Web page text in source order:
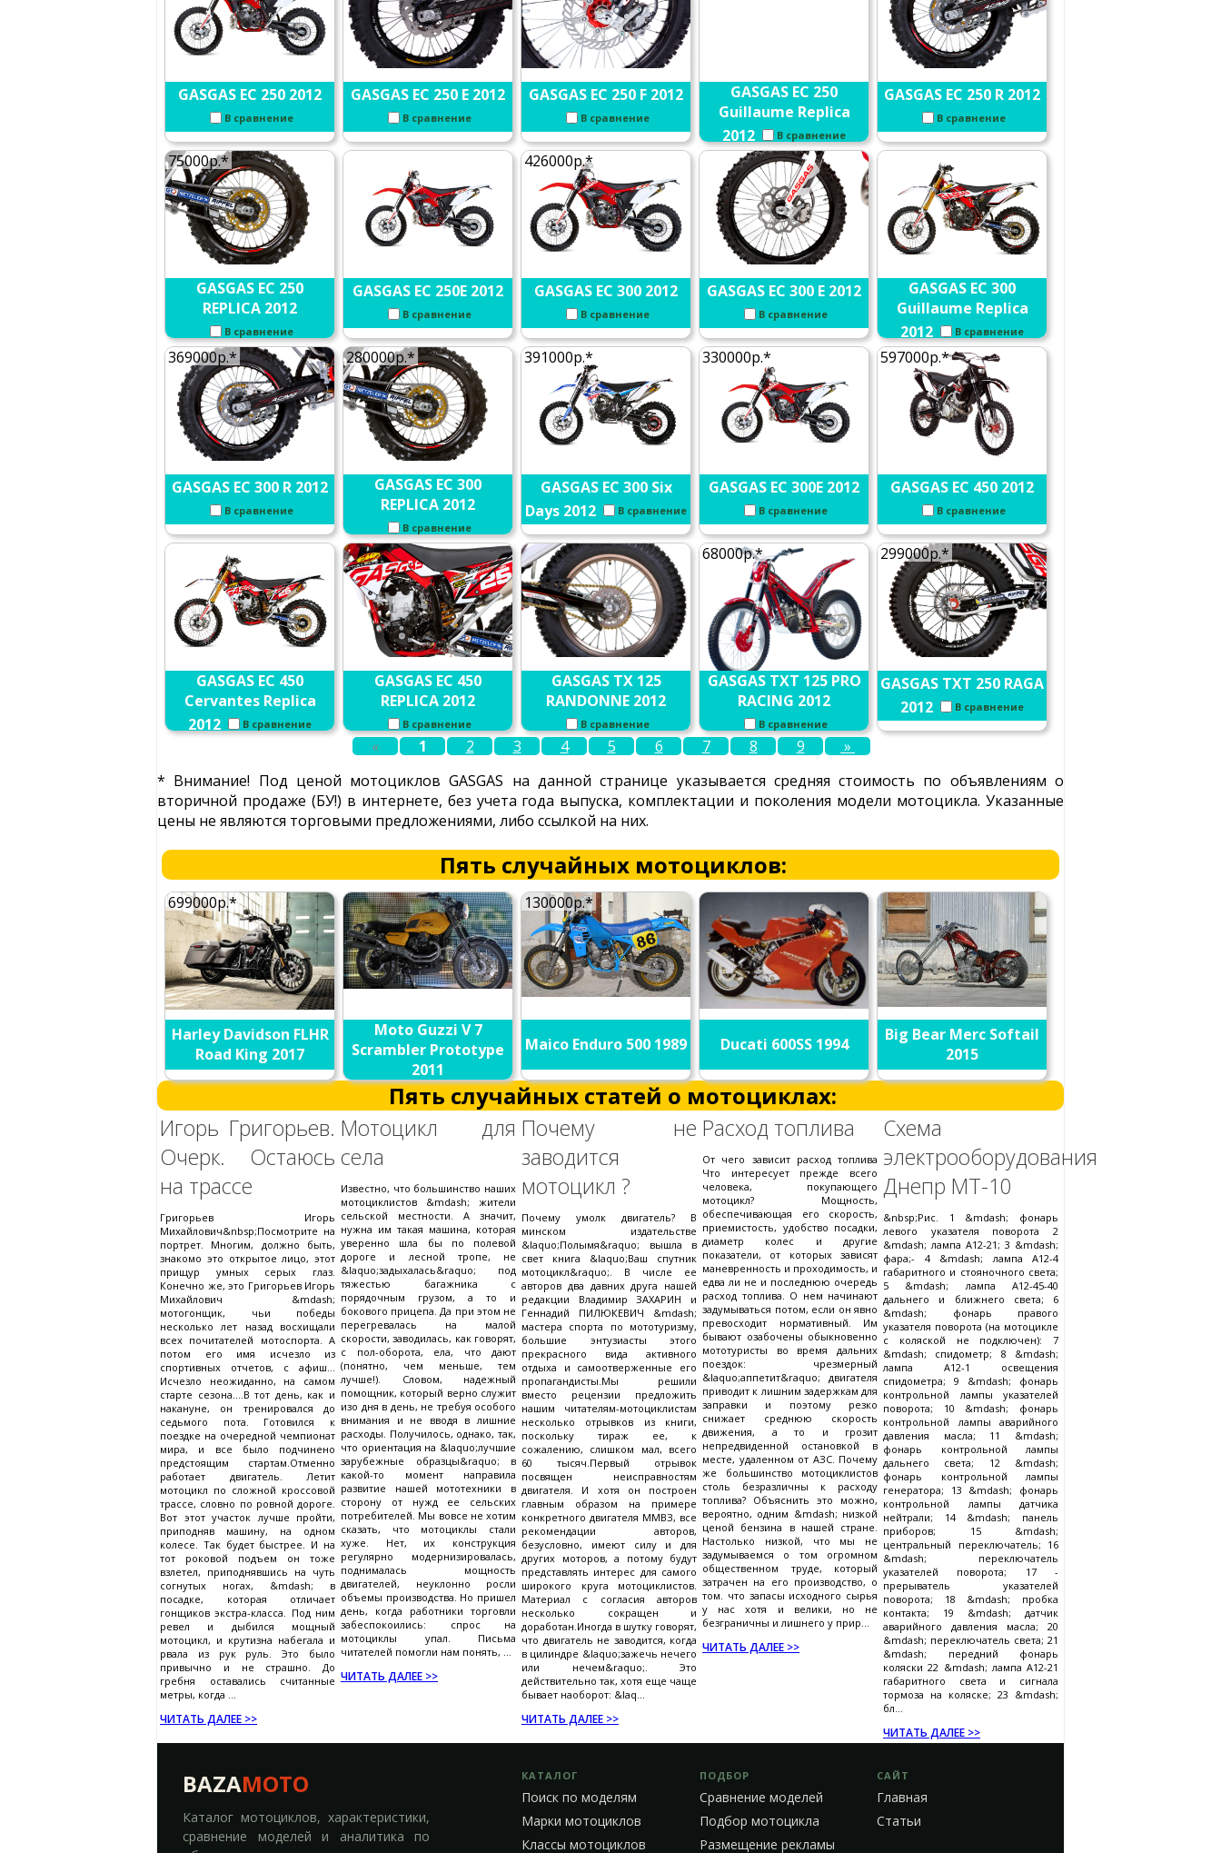
GASGAS EC 250 2012
В сравнение
GASGAS EC 250 E 2012
В сравнение
GASGAS EC 250 F 2012
В сравнение
GASGAS EC 250
Guillaume Replica
2012
В сравнение
GASGAS EC 250 R 2012
В сравнение
75000р.*
GASGAS EC 250
REPLICA 2012
В сравнение
GASGAS EC 250E 2012
В сравнение
426000р.*
GASGAS EC 300 2012
В сравнение
GASGAS EC 300 E 2012
В сравнение
GASGAS EC 300
Guillaume Replica
2012
В сравнение
369000р.*
GASGAS EC 300 R 2012
В сравнение
280000р.*
GASGAS EC 300
REPLICA 2012
В сравнение
391000р.*
GASGAS EC 300 Six
Days 2012
В сравнение
330000р.*
GASGAS EC 300E 2012
В сравнение
597000р.*
GASGAS EC 450 2012
В сравнение
GASGAS EC 450
Cervantes Replica
2012
В сравнение
GASGAS EC 450
REPLICA 2012
В сравнение
GASGAS TX 125
RANDONNE 2012
В сравнение
68000р.*
GASGAS TXT 125 PRO
RACING 2012
В сравнение
299000р.*
GASGAS TXT 250 RAGA
2012
В сравнение
« 1 2 3 4 5 6 7 8 9
»
* Внимание! Под ценой мотоциклов GASGAS на данной странице указывается средняя стоимость по объявлениям о
вторичной продаже (БУ!) в интернете, без учета года выпуска, комплектации и поколения модели мотоцикла. Указанные
цены не являются торговыми предложениями, либо ссылкой на них.
Пять случайных мотоциклов:
699000р.*
Harley Davidson FLHR
Road King 2017
Moto Guzzi V 7
Scrambler Prototype
2011
130000р.*
Maico Enduro 500 1989 Ducati 600SS 1994
Big Bear Merc Softail
2015
Пять случайных статей о мотоциклах:
Игорь Григорьев.
Очерк. Остаюсь
на трассе
Григорьев Игорь
Михайлович&nbsp;Посмотрите на
портрет. Многим, должно быть,
знакомо это открытое лицо, этот
прищур умных серых глаз.
Конечно же, это Григорьев Игорь
Михайлович &mdash;
мотогонщик, чьи победы
несколько лет назад восхищали
всех почитателей мотоспорта. А
потом его имя исчезло из
спортивных отчетов, с афиш...
Исчезло неожиданно, на самом
старте сезона....В тот день, как и
накануне, он тренировался до
седьмого пота. Готовился к
поездке на очередной чемпионат
мира, и все было подчинено
предстоящим стартам.Отменно
работает двигатель. Летит
мотоцикл по сложной кроссовой
трассе, словно по ровной дороге.
Вот этот участок лучше пройти,
приподняв машину, на одном
колесе. Так будет быстрее. И на
тот роковой подъем он тоже
взлетел, приподнявшись на чуть
согнутых ногах, &mdash; в
посадке, которая отличает
гонщиков экстра-класса. Под ним
ревел и дыбился мощный
мотоцикл, и крутизна набегала и
рвала из рук руль. Это было
привычно и не страшно. До
гребня оставались считанные
метры, когда ...
ЧИТАТЬ ДАЛЕЕ >>
Мотоцикл для
села
Известно, что большинство наших
мотоциклистов &mdash; жители
сельской местности. А значит,
нужна им такая машина, которая
уверенно шла бы по полевой
дороге и лесной тропе, не
&laquo;задыхалась&raquo; под
тяжестью багажника с
порядочным грузом, а то и
бокового прицепа. Да при этом не
перегревалась на малой
скорости, заводилась, как говорят,
с пол-оборота, ела, что дают
(понятно, чем меньше, тем
лучше!). Словом, надежный
помощник, который верно служит
изо дня в день, не требуя особого
внимания и не вводя в лишние
расходы. Получилось, однако, так,
что ориентация на &laquo;лучшие
зарубежные образцы&raquo; в
какой-то момент направила
развитие нашей мототехники в
сторону от нужд ее сельских
потребителей. Мы вовсе не хотим
сказать, что мотоциклы стали
хуже. Нет, их конструкция
регулярно модернизировалась,
поднималась мощность
двигателей, неуклонно росли
объемы производства. Но пришел
день, когда работники торговли
забеспокоились: спрос на
мотоциклы упал. Письма
читателей помогли нам понять, ...
ЧИТАТЬ ДАЛЕЕ >>
Почему не
заводится
мотоцикл ?
Почему умолк двигатель? В
минском издательстве
&laquo;Полымя&raquo; вышла в
свет книга &laquo;Ваш спутник
мотоцикл&raquo;. В числе ее
авторов два давних друга нашей
редакции Владимир ЗАХАРИН и
Геннадий ПИЛЮКЕВИЧ &mdash;
мастера спорта по мототуризму,
большие энтузиасты этого
прекрасного вида активного
отдыха и самоотверженные его
пропагандисты.Мы решили
вместо рецензии предложить
нашим читателям-мотоциклистам
несколько отрывков из книги,
поскольку тираж ее, к
сожалению, слишком мал, всего
60 тысяч.Первый отрывок
посвящен неисправностям
двигателя. И хотя он построен
главным образом на примере
конкретного двигателя ММВЗ, все
рекомендации авторов,
безусловно, имеют силу и для
других моторов, а потому будут
представлять интерес для самого
широкого круга мотоциклистов.
Материал с согласия авторов
несколько сокращен и
доработан.Иногда в шутку говорят,
что двигатель не заводится, когда
в цилиндре &laquo;зажечь нечего
или нечем&raquo;. Это
действительно так, хотя еще чаще
бывает наоборот: &laq...
ЧИТАТЬ ДАЛЕЕ >>
Расход топлива
От чего зависит расход топлива
Что интересует прежде всего
человека, покупающего
мотоцикл? Мощность,
обеспечивающая его скорость,
приемистость, удобство посадки,
диаметр колес и другие
показатели, от которых зависят
маневренность и проходимость, и
едва ли не и последнюю очередь
расход топлива. О нем начинают
задумываться потом, если он явно
превосходит нормативный. Им
бывают озабочены обыкновенно
мототуристы во время дальних
поездок: чрезмерный
&laquo;аппетит&raquo; двигателя
приводит к лишним задержкам для
заправки и поэтому резко
снижает среднюю скорость
движения, а то и грозит
непредвиденной остановкой в
месте, удаленном от АЗС. Почему
же большинство мотоциклистов
столь безразличны к расходу
топлива? Объяснить это можно,
вероятно, одним &mdash; низкой
ценой бензина в нашей стране.
Настолько низкой, что мы не
задумываемся о том огромном
общественном труде, который
затрачен на его производство, о
том. что запасы исходного сырья
у нас хотя и велики, но не
безграничны и лишнего у прир...
ЧИТАТЬ ДАЛЕЕ >>
Схема
электрооборудования
Днепр МТ-10
&nbsp;Рис. 1 &mdash; фонарь
левого указателя поворота 2
&mdash; лампа А12-21; 3 &mdash;
фара;- 4 &mdash; лампа А12-4
габаритного и стояночного света;
5 &mdash; лампа А12-45-40
дальнего и ближнего света; 6
&mdash; фонарь правого
указателя поворота (на мотоцикле
с коляской не подключен): 7
&mdash; спидометр; 8 &mdash;
лампа А12-1 освещения
спидометра; 9 &mdash; фонарь
контрольной лампы указателей
поворота; 10 &mdash; фонарь
контрольной лампы аварийного
давления масла; 11 &mdash;
фонарь контрольной лампы
дальнего света; 12 &mdash;
фонарь контрольной лампы
генератора; 13 &mdash; фонарь
контрольной лампы датчика
нейтрали; 14 &mdash; панель
приборов; 15 &mdash;
центральный переключатель; 16
&mdash; переключатель
указателей поворота; 17 -
прерыватель указателей
поворота; 18 &mdash; пробка
контакта; 19 &mdash; датчик
аварийного давления масла; 20
&mdash; переключатель света; 21
&mdash; передний фонарь
коляски 22 &mdash; лампа А12-21
габаритного света и сигнала
тормоза на коляске; 23 &mdash;
бл...
ЧИТАТЬ ДАЛЕЕ >>
BAZAMOTO
Каталог мотоциклов, характеристики,
сравнение моделей и аналитика по
КАТАЛОГ
Поиск по моделям
Марки мотоциклов
Классы мотоциклов
ПОДБОР
Сравнение моделей
Подбор мотоцикла
Размещение рекламы
САЙТ
Главная
Статьи